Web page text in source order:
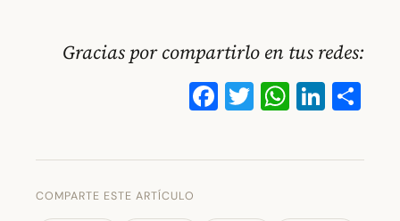
Gracias por compartirlo en tus redes:
Facebook
Twitter
COMPARTE ESTE ARTÍCULO